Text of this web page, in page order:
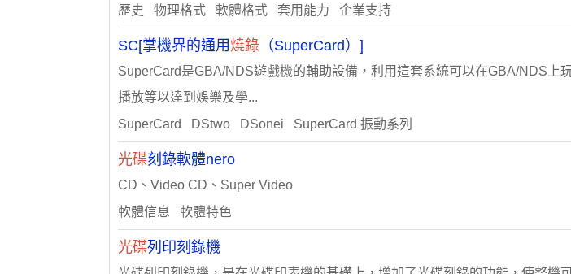
歷史 物理格式 軟體格式 套用能力 企業支持
SC[掌機界的通用 燒錄 （SuperCard）]
SuperCard是GBA/NDS遊戲機的輔助設備，利用這套系統可以在GBA/NDS上
播放等以達到娛樂及學...
SuperCard DStwo DSonei SuperCard 振動系列
光碟刻錄軟體nero
CD、Video CD、Super Video
軟體信息 軟體特色
光碟列印刻錄機